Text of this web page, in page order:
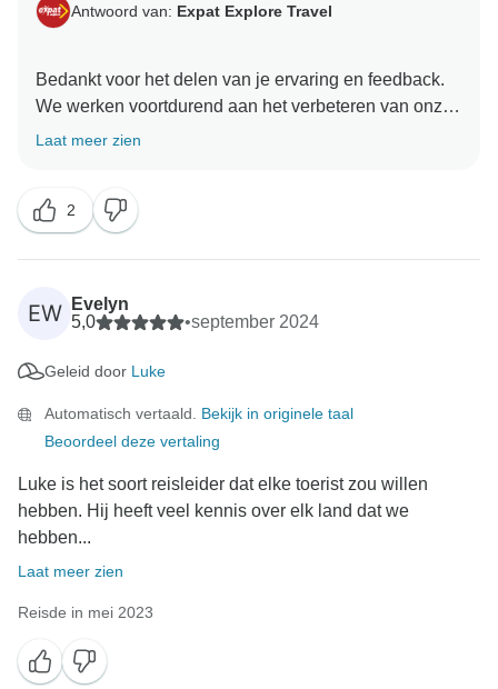
Antwoord van: Expat Explore Travel
Bedankt voor het delen van je ervaring en feedback.
We werken voortdurend aan het verbeteren van onze
reizen en waarderen je suggesties over het tempo en
onze website geplaatst met gedetailleerde informatie
over de vereiste wandel- en fitnessniveaus en met
richtlijnen over het dragen van bagage, vooral
wanneer liften beperkt zijn. We hopen dat dit
duidelijkheid verschaft en toekomstige reizigers helpt
Laat meer zien
2
EW
Evelyn
5,0
•september 2024
Geleid door Luke
Automatisch vertaald. Bekijk in originele taal
Beoordeel deze vertaling
Luke is het soort reisleider dat elke toerist zou willen
hebben. Hij heeft veel kennis over elk land dat we
hebben...
Laat meer zien
Reisde in mei 2023